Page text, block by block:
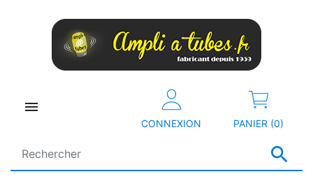


CONNEXION PANIER (0)